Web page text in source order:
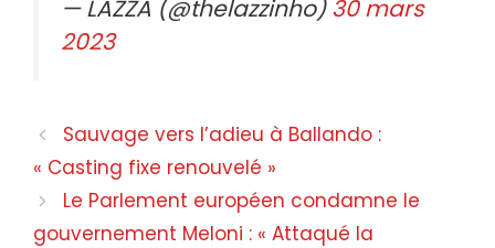
— LAZZA (@thelazzinho) 30 mars
2023
Navigation
des
Sauvage vers l’adieu à Ballando :
« Casting fixe renouvelé »
Le Parlement européen condamne le
gouvernement Meloni : « Attaqué la